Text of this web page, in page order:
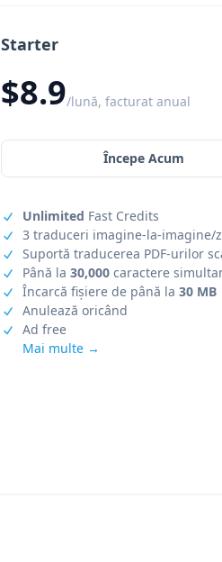
Starter
$8.9/lună, facturat anual
Începe Acum
Unlimited Fast Credits
3 traduceri imagine-la-imagine/
Suportă traducerea PDF-urilor
Până la 30,000 caractere
Încarcă fișiere de până la 30 MB
Anulează oricând
Ad free
Mai multe →